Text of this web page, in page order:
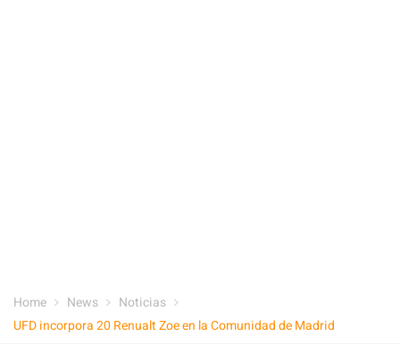
Home News
Noticias
UFD incorpora 20 Renualt Zoe en la Comunidad de Madrid